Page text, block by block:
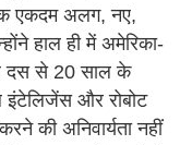
एकदम अलग, नए,
हाल ही में अमेरिका-
दस से 20 साल के
इंटेलिजेंस और रोबोट
की अनिवार्यता नहीं